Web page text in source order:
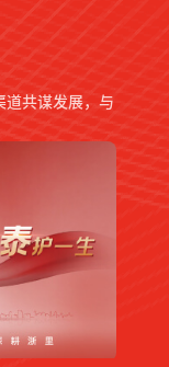
道共谋发展，与